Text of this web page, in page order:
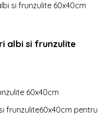
albi si frunzulite
60x40cm
frunzulite60x40cm pentru